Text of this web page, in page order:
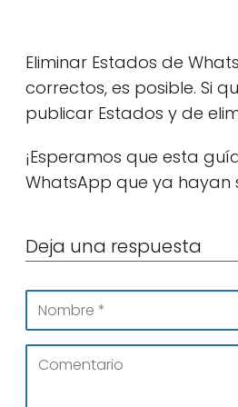
Eliminar Estados de
correctos, es posible. Si
publicar Estados y de
¡Esperamos que esta
WhatsApp que ya hayan
Deja una respuesta